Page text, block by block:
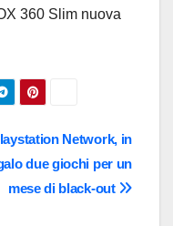
360 Slim nuova
Network, in
due giochi per un
mese di black-out